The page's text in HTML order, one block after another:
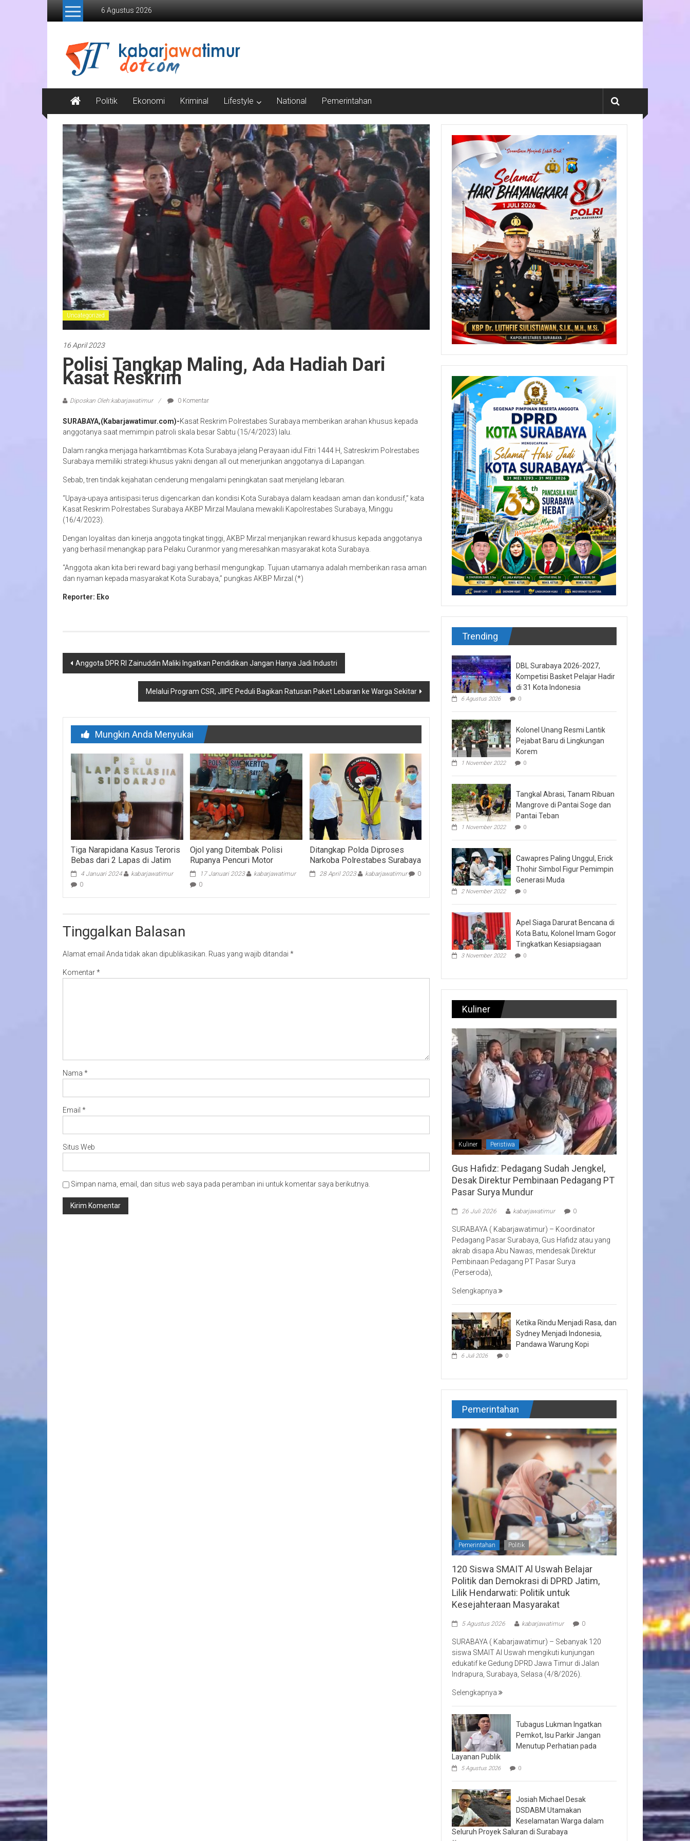
Lompat
6 Agustus 2026
Kabar
Jawa
Timur
Media
Online
Jawa
Timur
Politik Ekonomi Kriminal Lifestyle National Pemerintahan
Uncategorized
16 April 2023
Polisi Tangkap Maling, Ada Hadiah Dari
Kasat Reskrim
Diposkan Oleh:kabarjawatimur 0 Komentar
SURABAYA,(Kabarjawatimur.com)-Kasat Reskrim Polrestabes Surabaya memberikan arahan khusus kepada
anggotanya saat memimpin patroli skala besar Sabtu (15/4/2023) lalu.
Dalam rangka menjaga harkamtibmas Kota Surabaya jelang Perayaan idul Fitri 1444 H, Satreskrim Polrestabes
Surabaya memiliki strategi khusus yakni dengan all out menerjunkan anggotanya di Lapangan.
Sebab, tren tindak kejahatan cenderung mengalami peningkatan saat menjelang lebaran.
“Upaya-upaya antisipasi terus digencarkan dan kondisi Kota Surabaya dalam keadaan aman dan kondusif,” kata
Kasat Reskrim Polrestabes Surabaya AKBP Mirzal Maulana mewakili Kapolrestabes Surabaya, Minggu
(16/4/2023).
Dengan loyalitas dan kinerja anggota tingkat tinggi, AKBP Mirzal menjanjikan reward khusus kepada anggotanya
yang berhasil menangkap para Pelaku Curanmor yang meresahkan masyarakat kota Surabaya.
“Anggota akan kita beri reward bagi yang berhasil mengungkap. Tujuan utamanya adalah memberikan rasa aman
dan nyaman kepada masyarakat Kota Surabaya,” pungkas AKBP Mirzal.(*)
Reporter: Eko
Navigasi
Anggota DPR RI Zainuddin Maliki Ingatkan Pendidikan Jangan Hanya Jadi Industri
Melalui Program CSR, JIIPE Peduli Bagikan Ratusan Paket Lebaran ke Warga Sekitar
Mungkin Anda Menyukai
Tiga Narapidana Kasus Teroris
Bebas dari 2 Lapas di Jatim
4 Januari 2024
kabarjawatimur
0
Ojol yang Ditembak Polisi
Rupanya Pencuri Motor
17 Januari 2023
kabarjawatimur
0
Ditangkap Polda Diproses
Narkoba Polrestabes Surabaya
28 April 2023 kabarjawatimur 0
Tinggalkan Balasan
Alamat email Anda tidak akan dipublikasikan. Ruas yang wajib ditandai *
Komentar*
Nama *
Email *
Situs Web
Simpan nama, email, dan situs web saya pada peramban ini untuk komentar saya berikutnya.
Trending
DBL Surabaya 2026-2027,
Kompetisi Basket Pelajar Hadir
di 31 Kota Indonesia
6 Agustus 2026 0
Kolonel Unang Resmi Lantik
Pejabat Baru di Lingkungan
Korem
1 November 2022 0
Tangkal Abrasi, Tanam Ribuan
Mangrove di Pantai Soge dan
Pantai Teban
1 November 2022 0
Cawapres Paling Unggul, Erick
Thohir Simbol Figur Pemimpin
Generasi Muda
2 November 2022 0
Apel Siaga Darurat Bencana di
Kota Batu, Kolonel Imam Gogor
Tingkatkan Kesiapsiagaan
3 November 2022 0
Kuliner
Kuliner Peristiwa
Gus Hafidz: Pedagang Sudah Jengkel,
Desak Direktur Pembinaan Pedagang PT
Pasar Surya Mundur
26 Juli 2026 kabarjawatimur 0
SURABAYA ( Kabarjawatimur) – Koordinator
Pedagang Pasar Surabaya, Gus Hafidz atau yang
akrab disapa Abu Nawas, mendesak Direktur
Pembinaan Pedagang PT Pasar Surya
(Perseroda),
Selengkapnya
Ketika Rindu Menjadi Rasa, dan
Sydney Menjadi Indonesia,
Pandawa Warung Kopi
6 Juli 2026 0
Pemerintahan
Pemerintahan Politik
120 Siswa SMAIT Al Uswah Belajar
Politik dan Demokrasi di DPRD Jatim,
Lilik Hendarwati: Politik untuk
Kesejahteraan Masyarakat
5 Agustus 2026 kabarjawatimur 0
SURABAYA ( Kabarjawatimur) – Sebanyak 120
siswa SMAIT Al Uswah mengikuti kunjungan
edukatif ke Gedung DPRD Jawa Timur di Jalan
Indrapura, Surabaya, Selasa (4/8/2026).
Selengkapnya
Tubagus Lukman Ingatkan
Pemkot, Isu Parkir Jangan
Menutup Perhatian pada
Layanan Publik
5 Agustus 2026 0
Josiah Michael Desak
DSDABM Utamakan
Keselamatan Warga dalam
Seluruh Proyek Saluran di Surabaya